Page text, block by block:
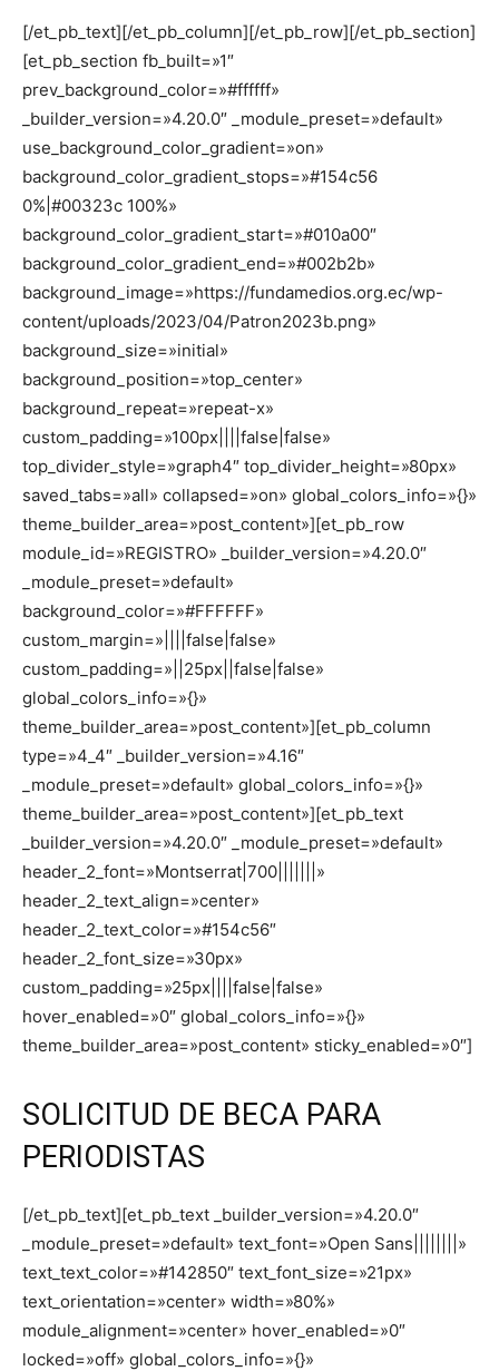
[/et_pb_text][/et_pb_column][/et_pb_row][/et_pb_section]
[et_pb_section fb_built=»1″
prev_background_color=»#ffffff»
_builder_version=»4.20.0″ _module_preset=»default»
use_background_color_gradient=»on»
background_color_gradient_stops=»#154c56
0%|#00323c 100%»
background_color_gradient_start=»#010a00″
background_color_gradient_end=»#002b2b»
background_image=»https://fundamedios.org.ec/wp-
content/uploads/2023/04/Patron2023b.png»
background_size=»initial»
background_position=»top_center»
background_repeat=»repeat-x»
custom_padding=»100px||||false|false»
top_divider_style=»graph4″ top_divider_height=»80px»
saved_tabs=»all» collapsed=»on» global_colors_info=»{}»
theme_builder_area=»post_content»][et_pb_row
module_id=»REGISTRO» _builder_version=»4.20.0″
_module_preset=»default»
background_color=»#FFFFFF»
custom_margin=»||||false|false»
custom_padding=»||25px||false|false»
global_colors_info=»{}»
theme_builder_area=»post_content»][et_pb_column
type=»4_4″ _builder_version=»4.16″
_module_preset=»default» global_colors_info=»{}»
theme_builder_area=»post_content»][et_pb_text
_builder_version=»4.20.0″ _module_preset=»default»
header_2_font=»Montserrat|700|||||||»
header_2_text_align=»center»
header_2_text_color=»#154c56″
header_2_font_size=»30px»
custom_padding=»25px||||false|false»
hover_enabled=»0″ global_colors_info=»{}»
theme_builder_area=»post_content» sticky_enabled=»0″]
SOLICITUD DE BECA PARA
PERIODISTAS
[/et_pb_text][et_pb_text _builder_version=»4.20.0″
_module_preset=»default» text_font=»Open Sans||||||||»
text_text_color=»#142850″ text_font_size=»21px»
text_orientation=»center» width=»80%»
module_alignment=»center» hover_enabled=»0″
locked=»off» global_colors_info=»{}»